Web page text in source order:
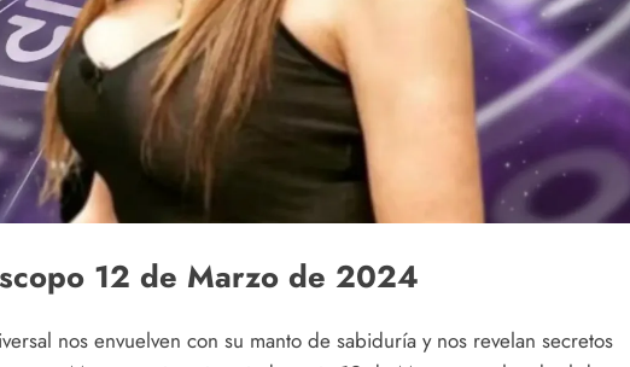
12 de Marzo de 2024
nos envuelven con su manto de sabiduría y nos revelan secretos